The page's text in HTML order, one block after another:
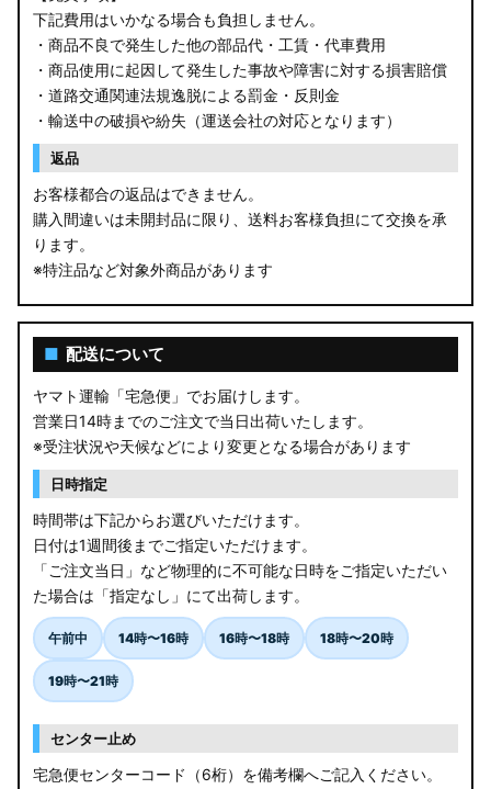
下記費用はいかなる場合も負担しません。
・商品不良で発生した他の部品代・工賃・代車費用
・商品使用に起因して発生した事故や障害に対する損害賠償
・道路交通関連法規逸脱による罰金・反則金
・輸送中の破損や紛失（運送会社の対応となります）
返品
お客様都合の返品はできません。
購入間違いは未開封品に限り、送料お客様負担にて交換を承
ります。
※特注品など対象外商品があります
■ 配送について
ヤマト運輸「宅急便」でお届けします。
営業日14時までのご注文で当日出荷いたします。
※受注状況や天候などにより変更となる場合があります
日時指定
時間帯は下記からお選びいただけます。
日付は1週間後までご指定いただけます。
「ご注文当日」など物理的に不可能な日時をご指定いただい
た場合は「指定なし」にて出荷します。
午前中 14時〜16時 16時〜18時 18時〜20時
19時〜21時
センター止め
宅急便センターコード（6桁）を備考欄へご記入ください。